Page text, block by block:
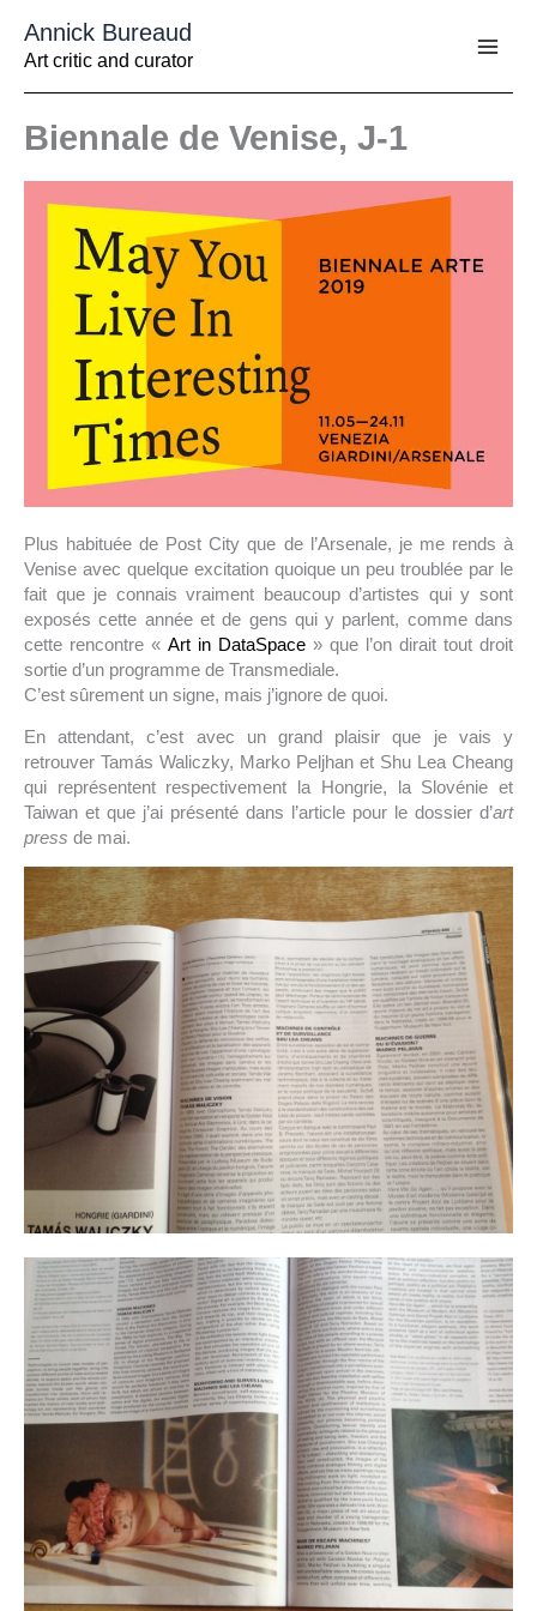
contenu
Annick Bureaud
Art critic and curator
Biennale de Venise, J-1
Plus habituée de Post City que de l’Arsenale, je me rends à
Venise avec quelque excitation quoique un peu troublée par le
fait que je connais vraiment beaucoup d’artistes qui y sont
exposés cette année et de gens qui y parlent, comme dans
cette rencontre « Art in DataSpace » que l’on dirait tout droit
sortie d’un programme de Transmediale.
C’est sûrement un signe, mais j’ignore de quoi.
En attendant, c’est avec un grand plaisir que je vais y
retrouver Tamás Waliczky, Marko Peljhan et Shu Lea Cheang
qui représentent respectivement la Hongrie, la Slovénie et
Taiwan et que j’ai présenté dans l’article pour le dossier d’art
press de mai.